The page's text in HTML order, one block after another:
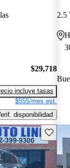
$29,718
incluye tasas
$555/mes est.
disponibilidad
2.5
Guarda